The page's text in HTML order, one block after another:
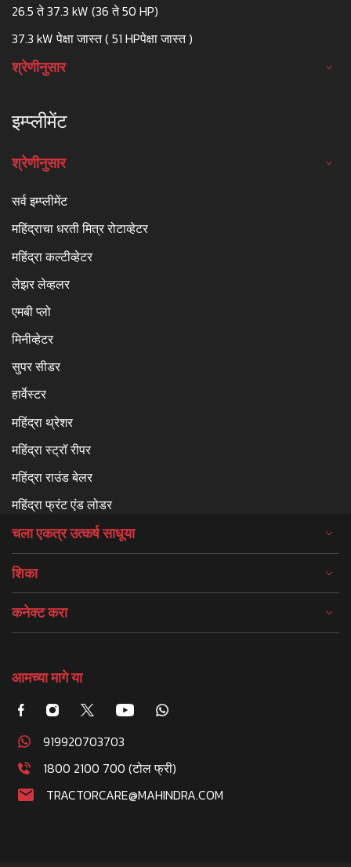
26.5 ते 37.3 kW (36 ते 50 HP)
37.3 kW पेक्षा जास्त ( 51 HPपेक्षा जास्त )
श्रेणीनुसार
इम्प्लीमेंट
श्रेणीनुसार
सर्व इम्प्लीमेंट
महिंद्राचा धरती मित्र रोटाव्हेटर
महिंद्रा कल्टीव्हेटर
लेझर लेव्हलर
एमबी प्लो
मिनीव्हेटर
सुपर सीडर
हार्वेस्टर
महिंद्रा थ्रेशर
महिंद्रा स्ट्रॉ रीपर
महिंद्रा राउंड बेलर
महिंद्रा फ्रंट एंड लोडर
चला एकत्र उत्कर्ष साधूया
शिका
कनेक्ट करा
आमच्या मागे या
919920703703
1800 2100 700 (टोल फ्री)
TRACTORCARE@MAHINDRA.COM